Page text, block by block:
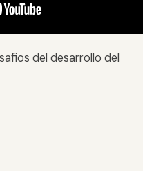
del desarrollo del